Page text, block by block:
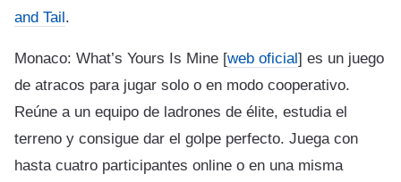
and Tail.
Monaco: What’s Yours Is Mine [web oficial] es un juego
de atracos para jugar solo o en modo cooperativo.
Reúne a un equipo de ladrones de élite, estudia el
terreno y consigue dar el golpe perfecto. Juega con
hasta cuatro participantes online o en una misma